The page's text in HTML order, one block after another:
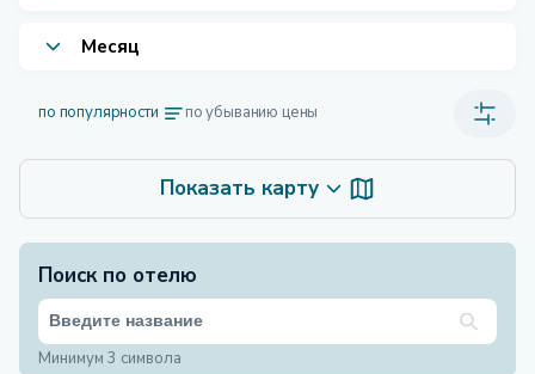
Месяц
по популярности по убыванию цены
Показать карту
Поиск по отелю
Минимум 3 символа